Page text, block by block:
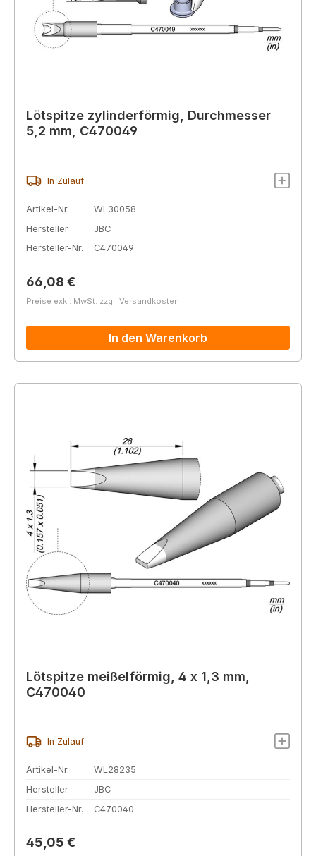
Lötspitze zylinderförmig, Durchmesser
5,2 mm, C470049
In Zulauf
Artikel-Nr.
WL30058
Hersteller
JBC
Hersteller-Nr.
C470049
Regulärer Preis:
66,08 €
Preise exkl. MwSt. zzgl. Versandkosten
In den Warenkorb
Lötspitze meißelförmig, 4 x 1,3 mm,
C470040
In Zulauf
Artikel-Nr.
WL28235
Hersteller
JBC
Hersteller-Nr.
C470040
Regulärer Preis:
45,05 €